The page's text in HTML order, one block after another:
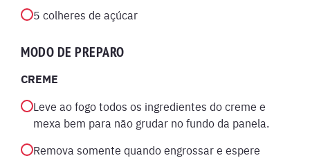
5 colheres de açúcar
MODO DE PREPARO
CREME
Leve ao fogo todos os ingredientes do creme e
mexa bem para não grudar no fundo da panela.
Remova somente quando engrossar e espere